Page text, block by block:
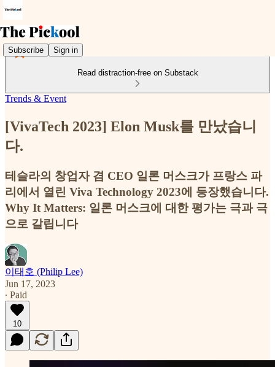
Subscribe Sign in
Read distraction-free on Substack
Trends & Event
[VivaTech 2023] Elon Musk를 만났습니
다.
테슬라의 창업자 겸 CEO 일론 머스크가 프랑스 파
리에서 열린 Viva Technology 2023에 등장했습니다.
Why It Matters: 일론 머스크에 대한 평가는 극과 극
으로 갈립니다
이태호 (Philip Lee)
Jun 17, 2023
∙ Paid
10